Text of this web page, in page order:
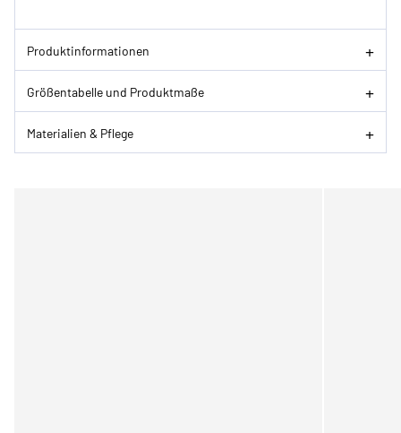
Produktinformationen
Größentabelle und Produktmaße
Materialien & Pflege